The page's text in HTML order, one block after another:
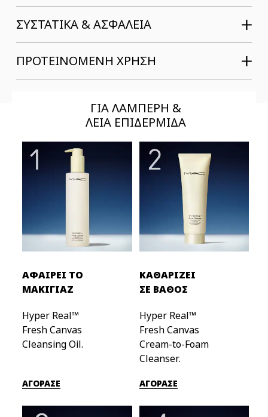
ΣΥΣΤΑΤΙΚΆ & ΑΣΦΆΛΕΙΑ
ΠΡΟΤΕΙΝΟΜΕΝΗ ΧΡΗΣΗ
ΓΙΑ ΛΑΜΠΕΡΗ &
ΛΕΙΑ ΕΠΙΔΕΡΜΙΔΑ
ΑΦΑΙΡΕΙ ΤΟ
ΜΑΚΙΓΙΑΖ
Hyper Real™
Fresh Canvas
Cleansing Oil.
ΑΓΟΡΑΣΕ
ΚΑΘΑΡΙΖΕΙ
ΣΕ ΒΑΘΟΣ
Hyper Real™
Fresh Canvas
Cream-to-Foam
Cleanser.
ΑΓΟΡΑΣΕ